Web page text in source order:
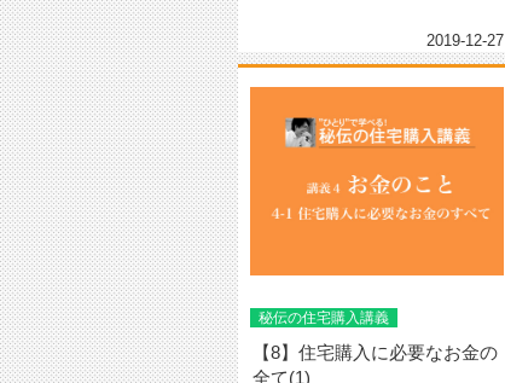
2019-12-27
秘伝の住宅購入講義
【8】住宅購入に必要なお金の
全て(1)